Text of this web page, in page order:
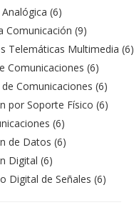
(6)
Comunicación (9)
Telemáticas Multimedia (6)
Comunicaciones (6)
Comunicaciones (6)
por Soporte Físico (6)
(6)
de Datos (6)
Digital (6)
Digital de Señales (6)